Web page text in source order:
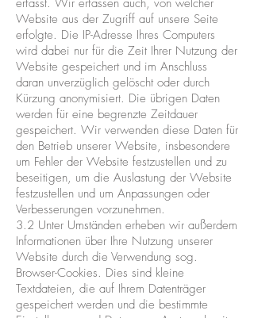
erfasst. Wir erfassen auch, von welcher
Website aus der Zugriff auf unsere Seite
erfolgte. Die IP-Adresse Ihres Computers
wird dabei nur für die Zeit Ihrer Nutzung der
Website gespeichert und im Anschluss
daran unverzüglich gelöscht oder durch
Kürzung anonymisiert. Die übrigen Daten
werden für eine begrenzte Zeitdauer
gespeichert. Wir verwenden diese Daten für
den Betrieb unserer Website, insbesondere
um Fehler der Website festzustellen und zu
beseitigen, um die Auslastung der Website
festzustellen und um Anpassungen oder
Verbesserungen vorzunehmen.
3.2 Unter Umständen erheben wir außerdem
Informationen über Ihre Nutzung unserer
Website durch die Verwendung sog.
Browser-Cookies. Dies sind kleine
Textdateien, die auf Ihrem Datenträger
gespeichert werden und die bestimmte